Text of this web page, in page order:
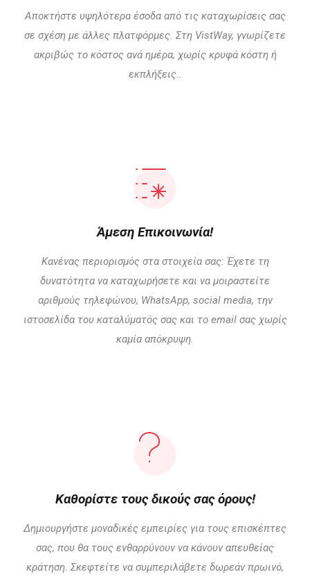
Αποκτήστε υψηλότερα έσοδα από τις καταχωρίσεις σας
σε σχέση με άλλες πλατφόρμες. Στη VistWay, γνωρίζετε
ακριβώς το κόστος ανά ημέρα, χωρίς κρυφά κόστη ή
εκπλήξεις..
Άμεση Επικοινωνία!
Κανένας περιορισμός στα στοιχεία σας: Έχετε τη
δυνατότητα να καταχωρήσετε και να μοιραστείτε
αριθμούς τηλεφώνου, WhatsApp, social media, την
ιστοσελίδα του καταλύματός σας και το email σας χωρίς
καμία απόκρυψη.
Καθορίστε τους δικούς σας όρους!
Δημιουργήστε μοναδικές εμπειρίες για τους επισκέπτες
σας, που θα τους ενθαρρύνουν να κάνουν απευθείας
κράτηση. Σκεφτείτε να συμπεριλάβετε δωρεάν πρωινό,